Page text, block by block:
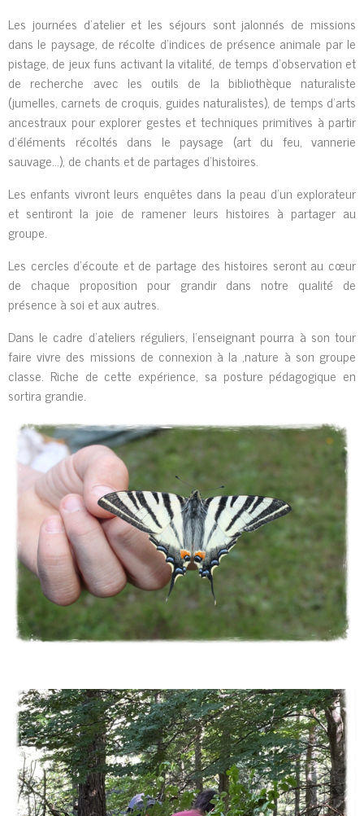
Les journées d’atelier et les séjours sont jalonnés de missions
dans le paysage, de récolte d’indices de présence animale par le
pistage, de jeux funs activant la vitalité, de temps d’observation et
de recherche avec les outils de la bibliothèque naturaliste
(jumelles, carnets de croquis, guides naturalistes), de temps d'arts
ancestraux pour explorer gestes et techniques primitives à partir
d'éléments récoltés dans le paysage (art du feu, vannerie
sauvage...), de chants et de partages d’histoires.
Les enfants vivront leurs enquêtes dans la peau d’un explorateur
et sentiront la joie de ramener leurs histoires à partager au
groupe.
Les cercles d’écoute et de partage des histoires seront au cœur
de chaque proposition pour grandir dans notre qualité de
présence à soi et aux autres.
Dans le cadre d'ateliers réguliers, l'enseignant pourra à son tour
faire vivre des missions de connexion à la ,nature à son groupe
classe. Riche de cette expérience, sa posture pédagogique en
sortira grandie.